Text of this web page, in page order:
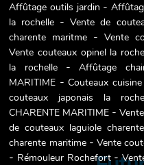
Affûtage outils jardin
la rochelle
Vente de
charente maritme
Vente
Vente couteaux opinel la
la rochelle
Affûtage
MARITIME
Couteaux
couteaux japonais la
CHARENTE MARITIME
de couteaux laguiole
charente maritime
Vente
Rémouleur Rochefort